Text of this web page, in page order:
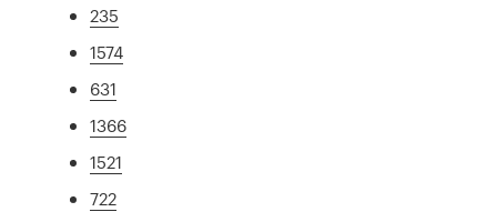
235
1574
631
1366
1521
722